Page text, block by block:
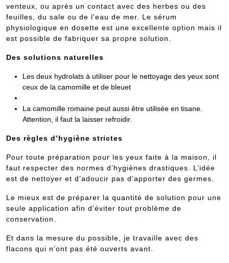
venteux, ou après un contact avec des herbes ou des
feuilles, du sale ou de l’eau de mer. Le sérum
physiologique en dosette est une excellente option mais il
est possible de fabriquer sa propre solution.
Des solutions naturelles
Les deux hydrolats à utiliser pour le nettoyage des yeux sont
ceux de la camomille et de bleuet
La camomille romaine peut aussi être utilisée en tisane.
Attention, il faut la laisser refroidir.
Des règles d’hygiène strictes
Pour toute préparation pour les yeux faite à la maison, il
faut respecter des normes d’hygiènes drastiques. L’idée
est de nettoyer et d’adoucir pas d’apporter des germes.
Le mieux est de préparer la quantité de solution pour une
seule application afin d’éviter tout problème de
conservation.
Et dans la mesure du possible, je travaille avec des
flacons qui n’ont pas été ouverts avant.